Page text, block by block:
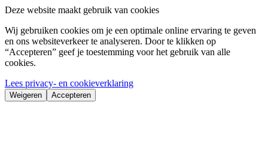
Deze website maakt gebruik van cookies
Wij gebruiken cookies om je een optimale online ervaring te geven
en ons websiteverkeer te analyseren. Door te klikken op
“Accepteren” geef je toestemming voor het gebruik van alle
cookies.
Lees privacy- en cookieverklaring
Weigeren Accepteren